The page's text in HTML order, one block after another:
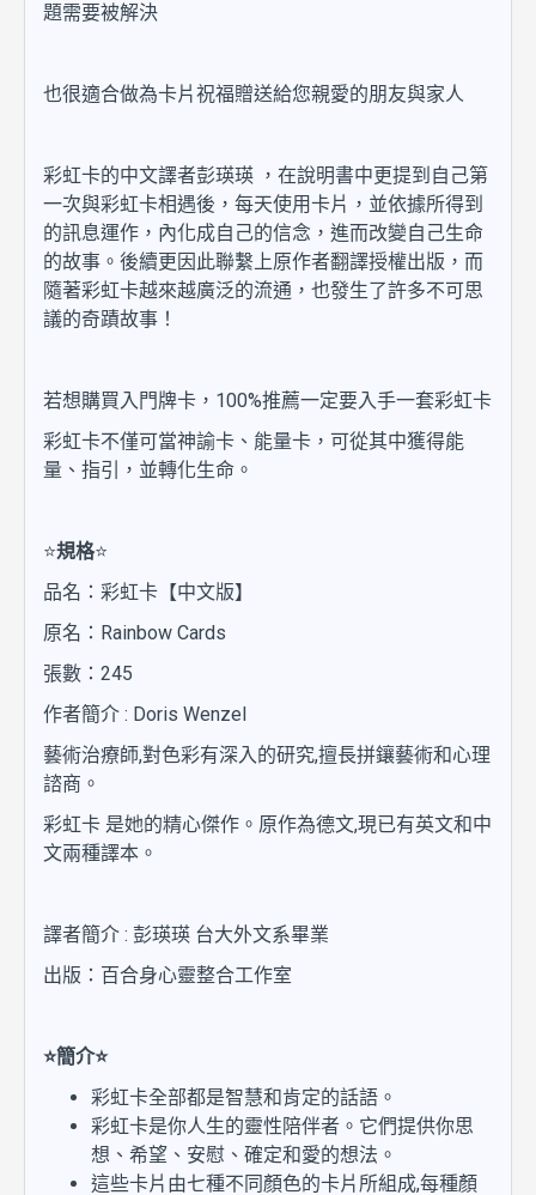
題需要被解決
也很適合做為卡片祝福贈送給您親愛的朋友與家人
彩虹卡的中文譯者彭瑛瑛 ，在說明書中更提到自己第
一次與彩虹卡相遇後，每天使用卡片，並依據所得到
的訊息運作，內化成自己的信念，進而改變自己生命
的故事。後續更因此聯繫上原作者翻譯授權出版，而
隨著彩虹卡越來越廣泛的流通，也發生了許多不可思
議的奇蹟故事！
若想購買入門牌卡，100%推薦一定要入手一套彩虹卡
彩虹卡不僅可當神諭卡、能量卡，可從其中獲得能
量、指引，並轉化生命。
⭐規格⭐
品名：彩虹卡【中文版】
原名：Rainbow Cards
張數：245
作者簡介 : Doris Wenzel
藝術治療師,對色彩有深入的研究,擅長拼鑲藝術和心理
諮商。
彩虹卡 是她的精心傑作。原作為德文,現已有英文和中
文兩種譯本。
譯者簡介 : 彭瑛瑛 台大外文系畢業
出版：百合身心靈整合工作室
⭐簡介⭐
彩虹卡全部都是智慧和肯定的話語。
彩虹卡是你人生的靈性陪伴者。它們提供你思
想、希望、安慰、確定和愛的想法。
這些卡片由七種不同顏色的卡片所組成,每種顏